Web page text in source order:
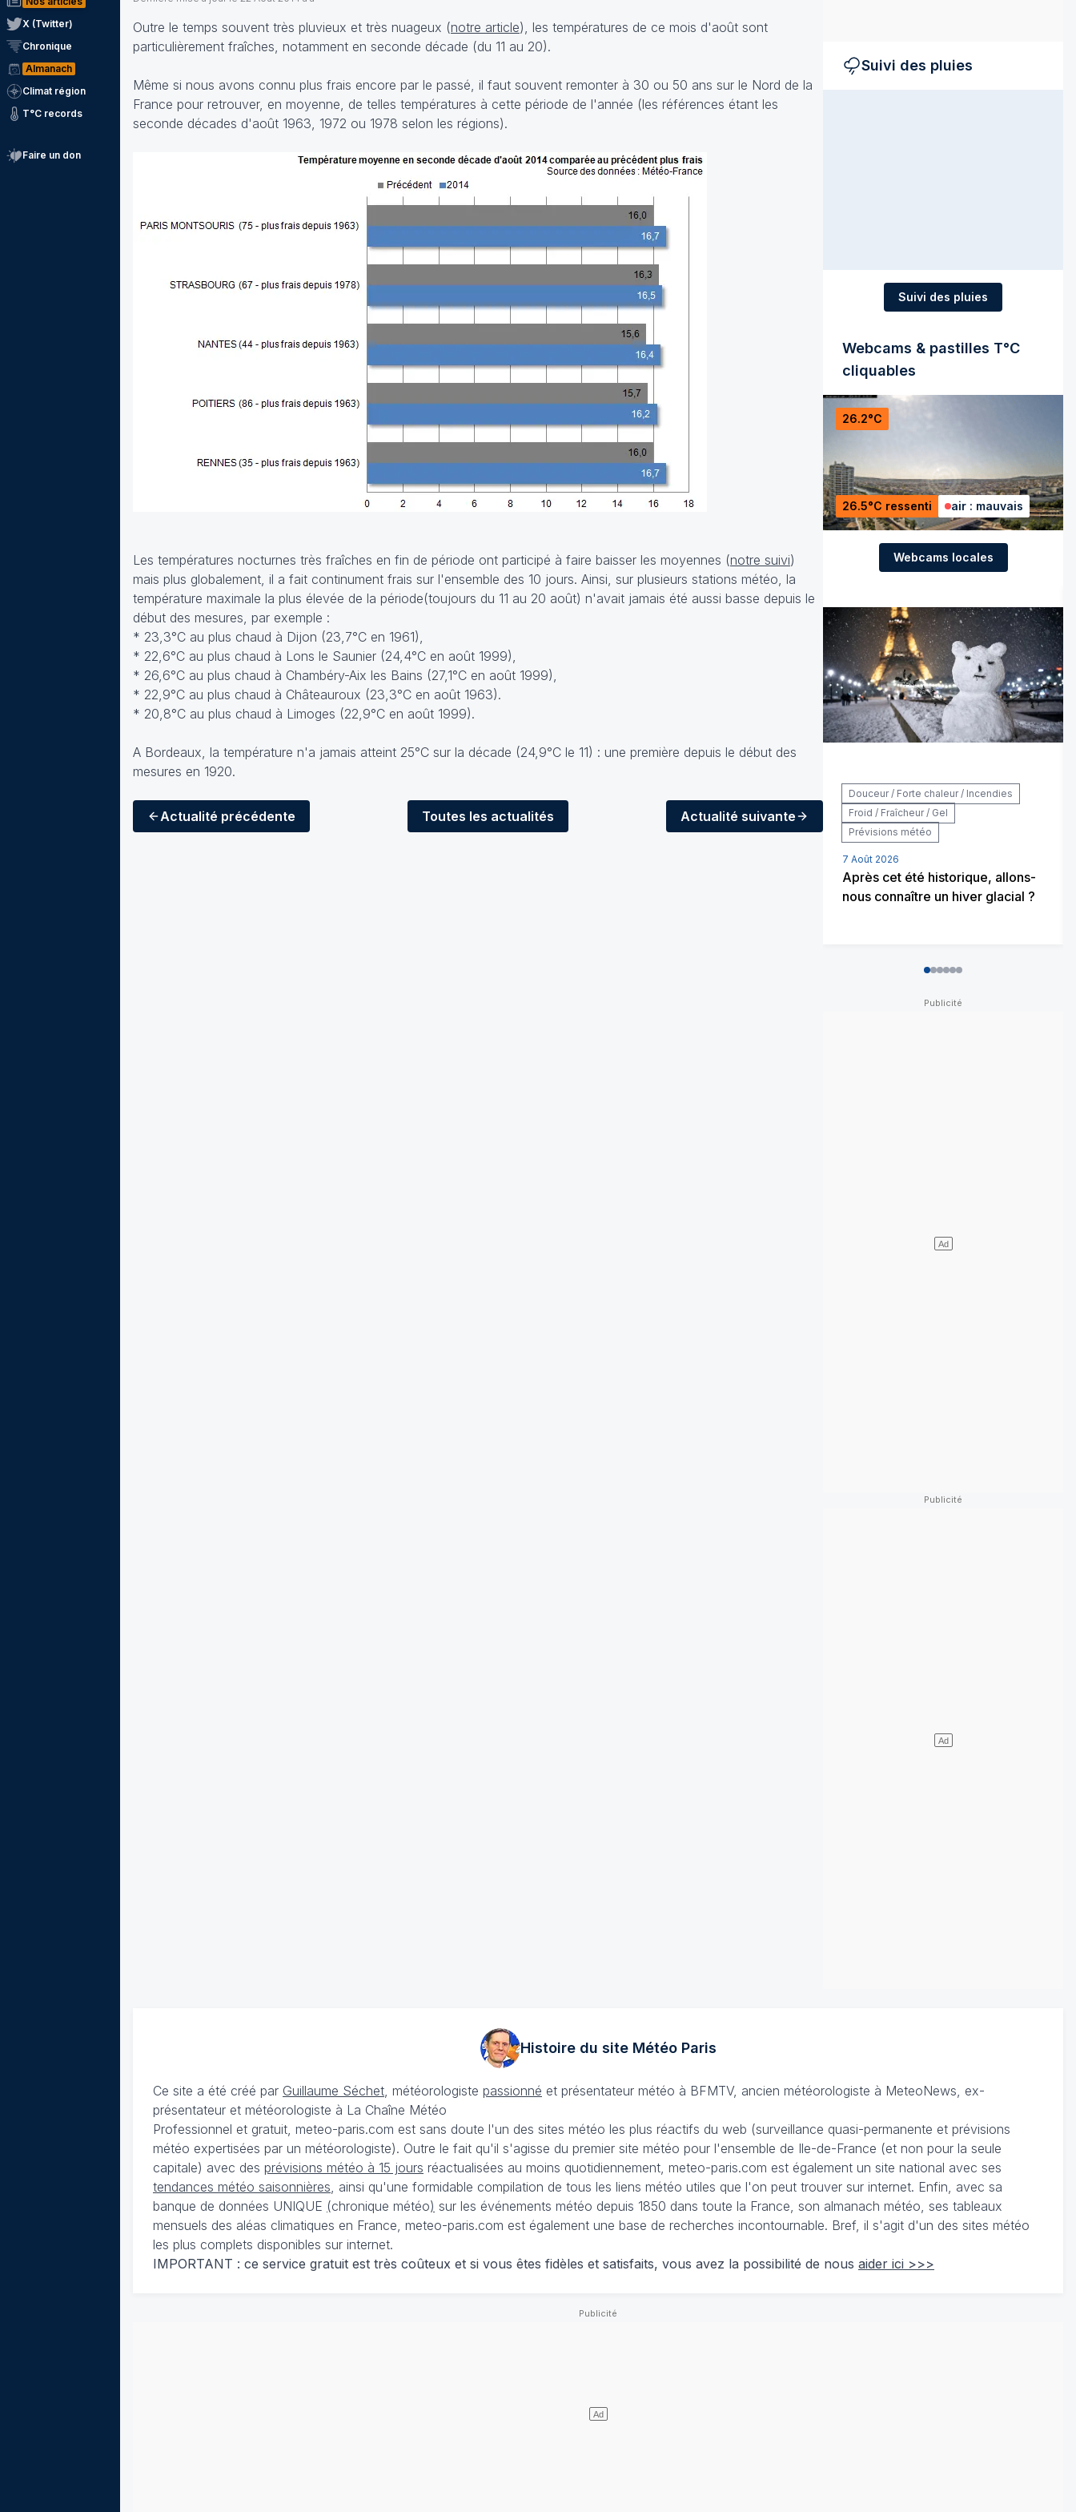
X (Twitter)
Chronique
Almanach
Climat région
T°C records
Faire un don
Outre le temps souvent très pluvieux et très nuageux (notre article), les températures de ce mois d'août sont
particulièrement fraîches, notamment en seconde décade (du 11 au 20).
Même si nous avons connu plus frais encore par le passé, il faut souvent remonter à 30 ou 50 ans sur le Nord de la
France pour retrouver, en moyenne, de telles températures à cette période de l'année (les références étant les
seconde décades d'août 1963, 1972 ou 1978 selon les régions).
Les températures nocturnes très fraîches en fin de période ont participé à faire baisser les moyennes (notre suivi)
mais plus globalement, il a fait continument frais sur l'ensemble des 10 jours. Ainsi, sur plusieurs stations météo, la
température maximale la plus élevée de la période(toujours du 11 au 20 août) n'avait jamais été aussi basse depuis le
début des mesures, par exemple :
* 23,3°C au plus chaud à Dijon (23,7°C en 1961),
* 22,6°C au plus chaud à Lons le Saunier (24,4°C en août 1999),
* 26,6°C au plus chaud à Chambéry-Aix les Bains (27,1°C en août 1999),
* 22,9°C au plus chaud à Châteauroux (23,3°C en août 1963).
* 20,8°C au plus chaud à Limoges (22,9°C en août 1999).
A Bordeaux, la température n'a jamais atteint 25°C sur la décade (24,9°C le 11) : une première depuis le début des
mesures en 1920.
Actualité précédente Toutes les actualités Actualité suivante
Suivi des pluies
Suivi des pluies
Webcams & pastilles T°C
cliquables
26.2°C
26.5°C ressenti air : mauvais
Webcams locales
Douceur / Forte chaleur / Incendies
Froid / Fraîcheur / Gel
Prévisions météo
7 Août 2026
Après cet été historique, allons-
nous connaître un hiver glacial ?
012345
Histoire du site MétéoParis
Ce site a été créé par Guillaume Séchet , météorologiste passionné et présentateur météo à BFMTV, ancien météorologiste à MeteoNews, ex-
présentateur et météorologiste à La Chaîne Météo
Professionnel et gratuit, meteo-paris.com est sans doute l'un des sites météo les plus réactifs du web (surveillance quasi-permanente et prévisions
météo expertisées par un météorologiste). Outre le fait qu'il s'agisse du premier site météo pour l'ensemble de Ile-de-France (et non pour la seule
capitale) avec des prévisions météo à 15 jours réactualisées au moins quotidiennement, meteo-paris.com est également un site national avec ses
tendances météo saisonnières , ainsi qu'une formidable compilation de tous les liens météo utiles que l'on peut trouver sur internet. Enfin, avec sa
banque de données UNIQUE (chronique météo) sur les événements météo depuis 1850 dans toute la France, son almanach météo, ses tableaux
mensuels des aléas climatiques en France, meteo-paris.com est également une base de recherches incontournable. Bref, il s'agit d'un des sites météo
les plus complets disponibles sur internet.
IMPORTANT : ce service gratuit est très coûteux et si vous êtes fidèles et satisfaits, vous avez la possibilité de nous aider ici >>>